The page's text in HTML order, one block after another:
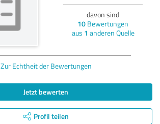
davon sind
10 Bewertungen
aus 1 anderen Quelle
Zur Echtheit der Bewertungen
Jetzt bewerten
Profil teilen